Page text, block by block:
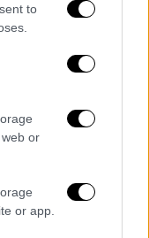
to
or
or app.
Πέμπτης.
σας ευθύνη. Το